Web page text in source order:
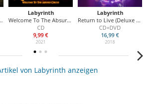
Labyrinth
Welcome To The Absurd Circus
CD
9,99 €
2021
Labyrinth
Return to Live (Deluxe Edition)
CD+DVD
16,99 €
2018
von Labyrinth anzeigen